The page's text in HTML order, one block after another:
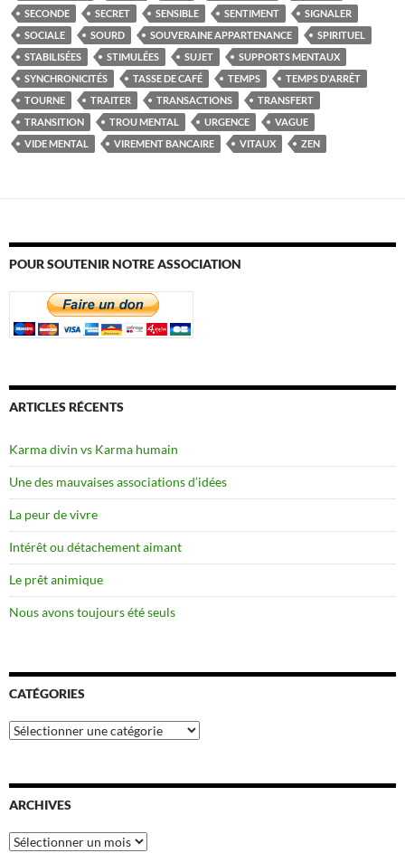
SECONDE
SECRET SENSIBLE SENTIMENT
SIGNALER
SOCIALE
SOURD SOUVERAINE APPARTENANCE
SPIRITUEL
STABILISÉES
STIMULÉES SUJET
SUPPORTS MENTAUX
SYNCHRONICITÉS
TASSE DE CAFÉ TEMPS
TEMPS D'ARRÊT
TOURNE
TRAITER TRANSACTIONS
TRANSFERT
TRANSITION
TROU MENTAL URGENCE
VAGUE
VIDE MENTAL
VIREMENT BANCAIRE VITAUX ZEN
POUR SOUTENIR NOTRE ASSOCIATION
ARTICLES RÉCENTS
Karma divin vs Karma humain
Une des mauvaises associations d’idées
La peur de vivre
Intérêt ou détachement aimant
Le prêt animique
Nous avons toujours été seuls
CATÉGORIES
Catégories
ARCHIVES
Archives